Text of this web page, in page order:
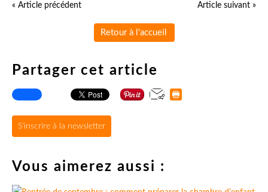
« Article précédent Article suivant »
Retour à l'accueil
Partager cet article
S'inscrire à la newsletter
Vous aimerez aussi :